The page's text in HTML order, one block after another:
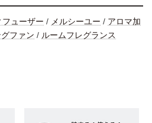
フューザー / メルシーユー / アロマ加
ファン / ルームフレグランス